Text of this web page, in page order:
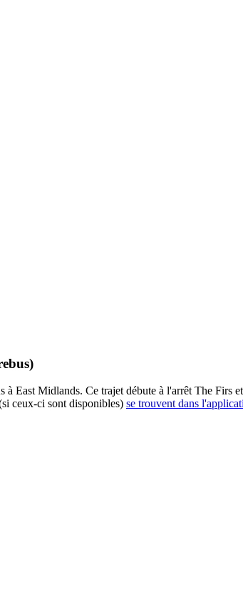
East Midlands. Ce trajet débute à l'arrêt The Firs
ceux-ci sont disponibles) se trouvent dans